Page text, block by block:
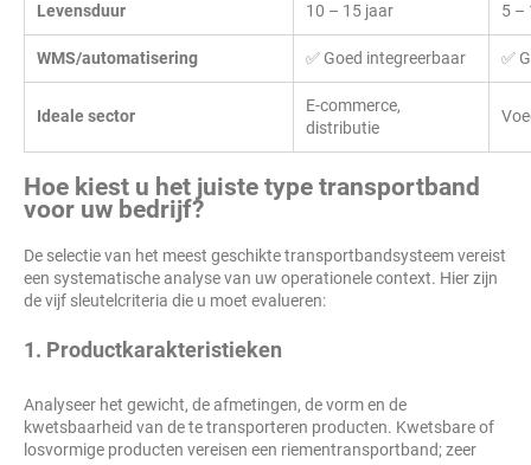
Levensduur 10 – 15 jaar 5 –
WMS/automatisering ✅ Goed integreerbaar ✅
Ideale sector
E-commerce,
distributie
Hoe kiest u het juiste type transportband
voor uw bedrijf?
De selectie van het meest geschikte transportbandsysteem vereist
een systematische analyse van uw operationele context. Hier zijn
de vijf sleutelcriteria die u moet evalueren:
1. Productkarakteristieken
Analyseer het gewicht, de afmetingen, de vorm en de
kwetsbaarheid van de te transporteren producten. Kwetsbare of
losvormige producten vereisen een riementransportband; zeer